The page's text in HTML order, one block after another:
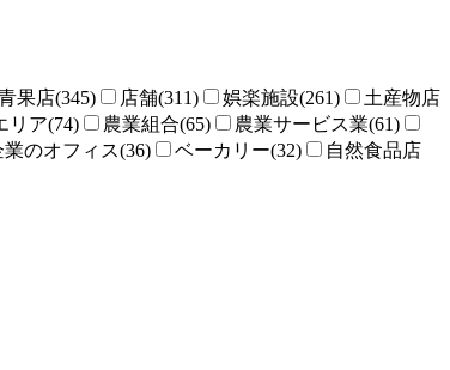
果店(345) 店舗(311) 娯楽施設(261)
土産物店
リア(74) 農業組合(65)
農業サービス業(61)
業のオフィス(36) ベーカリー(32)
自然食品店